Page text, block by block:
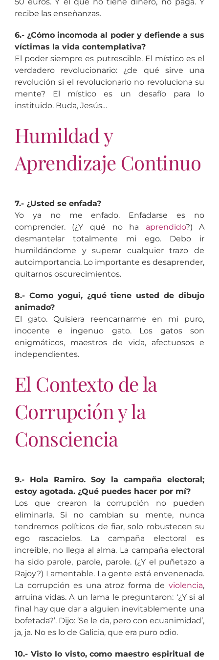
recibe las enseñanzas.
6.- ¿Cómo incomoda al poder y defiende a sus
víctimas la vida contemplativa?
El poder siempre es putrescible. El místico es el
verdadero revolucionario: ¿de qué sirve una
revolución si el revolucionario no revoluciona su
mente? El místico es un desafío para lo
instituido. Buda, Jesús…
Humildad y
Aprendizaje Continuo
7.- ¿Usted se enfada?
Yo ya no me enfado. Enfadarse es no
comprender. (¿Y qué no ha aprendido?) A
desmantelar totalmente mi ego. Debo ir
humildándome y superar cualquier trazo de
autoimportancia. Lo importante es desaprender,
quitarnos oscurecimientos.
8.- Como yogui, ¿qué tiene usted de dibujo
animado?
El gato. Quisiera reencarnarme en mi puro,
inocente e ingenuo gato. Los gatos son
enigmáticos, maestros de vida, afectuosos e
independientes.
El Contexto de la
Corrupción y la
Consciencia
9.- Hola Ramiro. Soy la campaña electoral;
estoy agotada. ¿Qué puedes hacer por mí?
Los que crearon la corrupción no pueden
eliminarla. Si no cambian su mente, nunca
tendremos políticos de fiar, solo robustecen su
ego rascacielos. La campaña electoral es
increíble, no llega al alma. La campaña electoral
ha sido parole, parole, parole. (¿Y el puñetazo a
Rajoy?) Lamentable. La gente está envenenada.
La corrupción es una atroz forma deviolencia,
arruina vidas. A un lama le preguntaron: ‘¿Y si al
final hay que dar a alguien inevitablemente una
bofetada?’. Dijo: ‘Se le da, pero con ecuanimidad’,
ja, ja. No es lo de Galicia, que era puro odio.
10.- Visto lo visto, como maestro espiritual de